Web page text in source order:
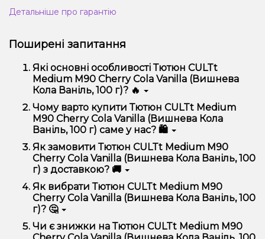
Детальніше про гарантію
Поширені запитання
Які основні особливості Тютюн CULTt
Medium M90 Cherry Cola Vanilla (Вишнева
Кола Ваніль, 100 г)? 🔥
Тютюн CULTt Medium M90 Cherry Cola Vanilla
(Вишнева Кола Ваніль, 100 г) відрізняється високою
якістю, зручністю використання та надійністю.
Чому варто купити Тютюн CULTt Medium
M90 Cherry Cola Vanilla (Вишнева Кола
Ваніль, 100 г) саме у нас? 🛍️
Ми пропонуємо тільки оригінальну продукцію,
широкий асортимент, вигідні ціни та швидку
доставку. Крім того, у нас регулярні акції та знижки
для клієнтів!
Як замовити Тютюн CULTt Medium M90
Cherry Cola Vanilla (Вишнева Кола Ваніль, 100
г) з доставкою? 🚚
Оформити замовлення можна в кілька кліків:
Додайте Тютюн CULTt Medium M90 Cherry
Cola Vanilla (Вишнева Кола Ваніль, 100 г) до
Перейдіть до оформлення замовлення.
Як вибрати Тютюн CULTt Medium M90
Cherry Cola Vanilla (Вишнева Кола Ваніль, 100
г)? 🤔
Вибір залежить від ваших уподобань – наприклад,
якщо це кальян, враховуйте розмір, матеріал та тип
Чи є знижки на Тютюн CULTt Medium M90